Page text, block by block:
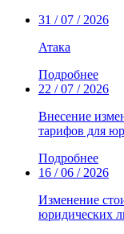
31 / 07 / 2026
Атака
Подробнее
22 / 07 / 2026
Внесение
тарифов для
Подробнее
16 / 06 / 2026
Изменение
юридических